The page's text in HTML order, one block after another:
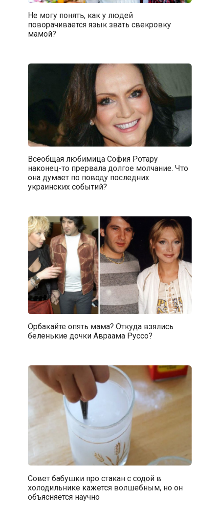
Не могу понять, как у людей
поворачивается язык звать свекровку
мамой?
Всеобщая любимица София Ротару
наконец-то прервала долгое молчание. Что
она думает по поводу последних
украинских событий?
Орбакайте опять мама? Откуда взялись
беленькие дочки Авраама Руссо?
Совет бабушки про стакан с содой в
холодильнике кажется волшебным, но он
объясняется научно